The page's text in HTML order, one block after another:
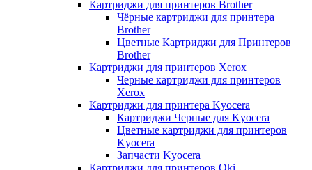
Картриджи для принтеров Brother
Чёрные картриджи для принтера
Brother
Цветные Картриджи для Принтеров
Brother
Картриджи для принтеров Xerox
Черные картриджи для принтеров
Xerox
Картриджи для принтера Kyocera
Картриджи Черные для Kyocera
Цветные картриджи для принтеров
Kyocera
Запчасти Kyocera
Картриджи для принтеров Oki